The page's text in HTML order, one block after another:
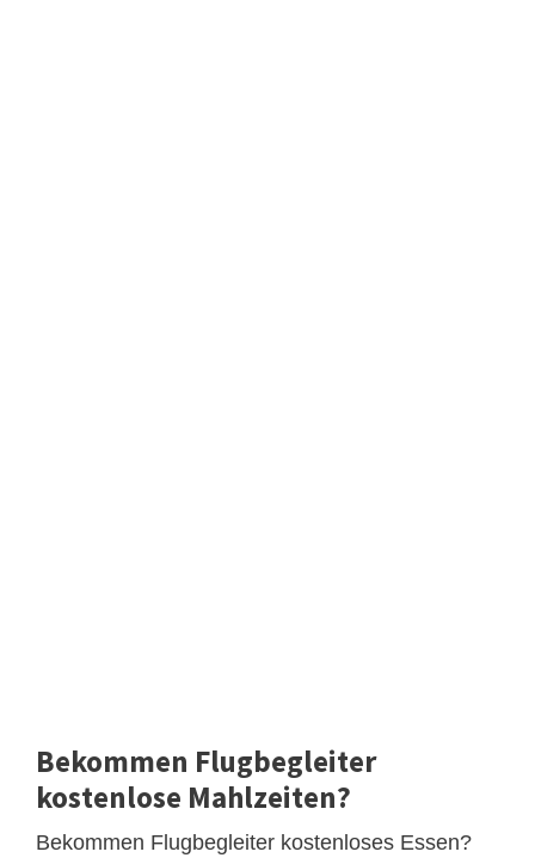
Bekommen Flugbegleiter
kostenlose Mahlzeiten?
Bekommen Flugbegleiter kostenloses Essen?